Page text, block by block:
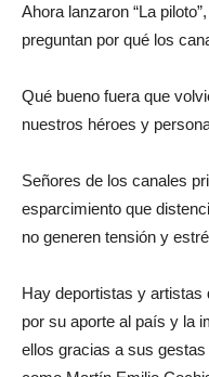
Ahora lanzaron “La
preguntan por qué los
Qué bueno fuera que
nuestros héroes y
Señores de los canales
esparcimiento que
no generen tensión y
Hay deportistas y artistas
por su aporte al país y la
ellos gracias a sus